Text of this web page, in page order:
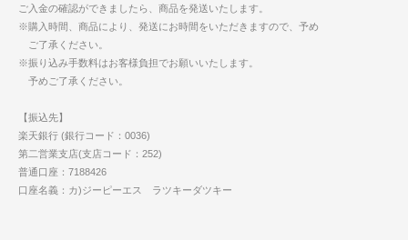
ご入金の確認ができましたら、商品を発送いたします。
※購入時間、商品により、発送にお時間をいただきますので、予め
ご了承ください。
※振り込み手数料はお客様負担でお願いいたします。
予めご了承ください。
【振込先】
楽天銀行 (銀行コード：0036)
第二営業支店(支店コード：252)
普通口座：7188426
口座名義：カ)ジーピーエス ラツキーダツキー